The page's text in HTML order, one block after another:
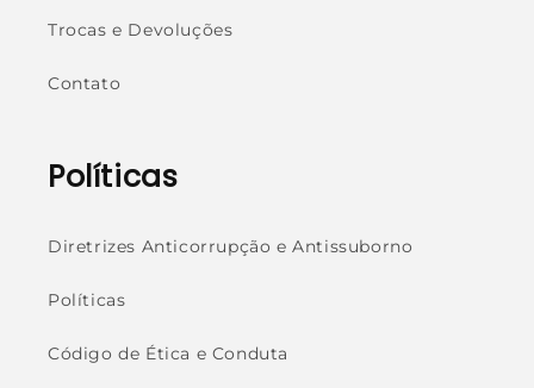
Trocas e Devoluções
Contato
Políticas
Diretrizes Anticorrupção e Antissuborno
Políticas
Código de Ética e Conduta